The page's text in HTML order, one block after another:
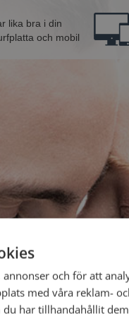
lika bra i din
och mobil
och för att
med våra reklam-
har tillhandahållit